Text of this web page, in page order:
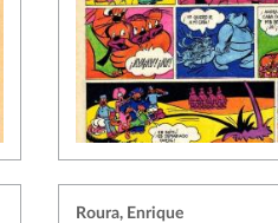
Roura, Enrique